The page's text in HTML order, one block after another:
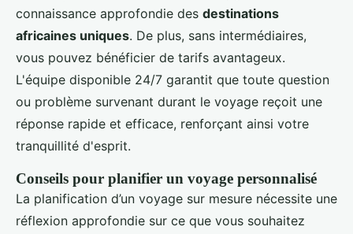
connaissance approfondie des destinations
africaines uniques. De plus, sans intermédiaires,
vous pouvez bénéficier de tarifs avantageux.
L'équipe disponible 24/7 garantit que toute question
ou problème survenant durant le voyage reçoit une
réponse rapide et efficace, renforçant ainsi votre
tranquillité d'esprit.
Conseils pour planifier un voyage personnalisé
La planification d’un voyage sur mesure nécessite une
réflexion approfondie sur ce que vous souhaitez